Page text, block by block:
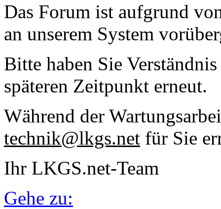
Das Forum ist aufgrund
an unserem System
Bitte haben Sie
späteren Zeitpunkt erneut.
Während der
technik@lkgs.net für Sie
Ihr LKGS.net-Team
Gehe zu: